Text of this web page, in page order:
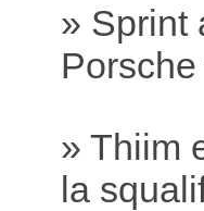
» Sprint
» Thiim
la